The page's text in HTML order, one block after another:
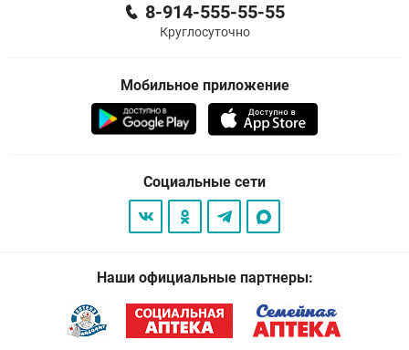
8-914-555-55-55
Круглосуточно
Мобильное приложение
Социальные сети
Наши официальные партнеры: